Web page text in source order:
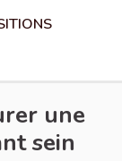
une
sein